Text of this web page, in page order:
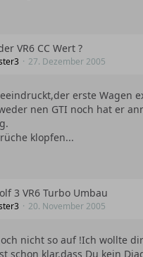
VR6 CC Wert ?
27. Dezember 2005
erste Wagen
nen GTI noch hat er
klopfen...
3 VR6 Turbo Umbau
20. November 2005
nicht so auf !Ich wollte
schon klar,dass Du kein